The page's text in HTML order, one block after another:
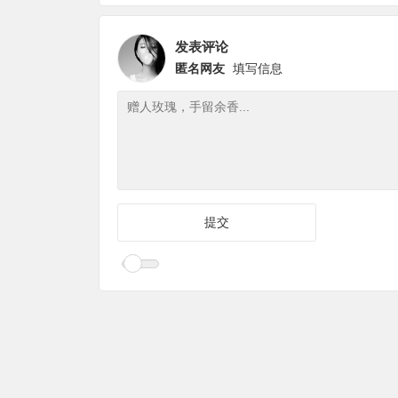
预算和报价
一些手写卡片
发表评论
匿名网友 填写信息